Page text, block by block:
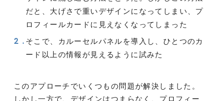
だと、大げさで重いデザインになってしまい、プ
ロフィールカードに見えなくなってしまった
そこで、カルーセルパネルを導入し、ひとつのカ
ード以上の情報が見えるように試みた
このアプローチでいくつもの問題が解決しました。
しかし一方で、デザインはつまらなく、プロフィー